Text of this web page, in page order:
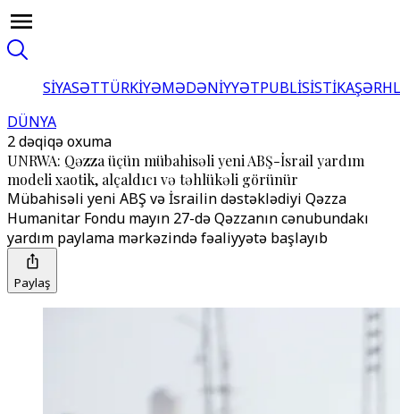
SİYASƏTTÜRKİYƏMƏDƏNİYYƏTPUBLİSİSTİKA
DÜNYA
2 dəqiqə oxuma
UNRWA: Qəzza üçün mübahisəli yeni ABŞ-İsrail yardım
modeli xaotik, alçaldıcı və təhlükəli görünür
Mübahisəli yeni ABŞ və İsrailin dəstəklədiyi Qəzza
Humanitar Fondu mayın 27-də Qəzzanın cənubundakı
yardım paylama mərkəzində fəaliyyətə başlayıb
Paylaş